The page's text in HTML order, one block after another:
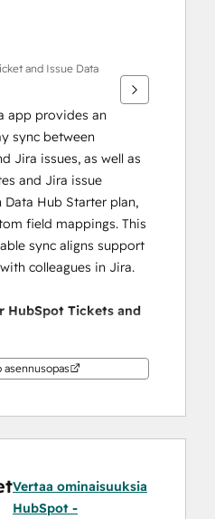
and Issue Data
app provides an
sync between
Jira issues, as well as
and Jira issue
Hub Starter plan,
field mappings. This
sync aligns support
colleagues in Jira.
HubSpot Tickets and
and custom
filters, and multiple
updates in real time,
is always up to date.
HubSpot Ticket Notes
asennusopas
Vertaa ominaisuuksia
HubSpot -